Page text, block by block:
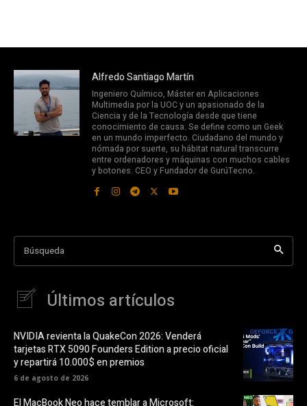
Alfredo Santiago Martín
Ingeniero Químico, Máster en Aplicaciones
Multimedia por la UOC y un apasionado de la
Ciencia y de la Tecnología desde que tiene
conocimiento de causa. Se define como un Geek
en un mundo imperfecto. Ciudadano del mundo y
nómada por suerte, su hábitat natural transcurre
entre ordenadores y máquinas con muchos cables
y botones. CEO y Fundador de GurúTecno.
Búsqueda
Últimos artículos
NVIDIA revienta la QuakeCon 2026: Venderá
tarjetas RTX 5090 Founders Edition a precio oficial
y repartirá 10.000$ en premios
6 de agosto de 2026
El MacBook Neo hace temblar a Microsoft: